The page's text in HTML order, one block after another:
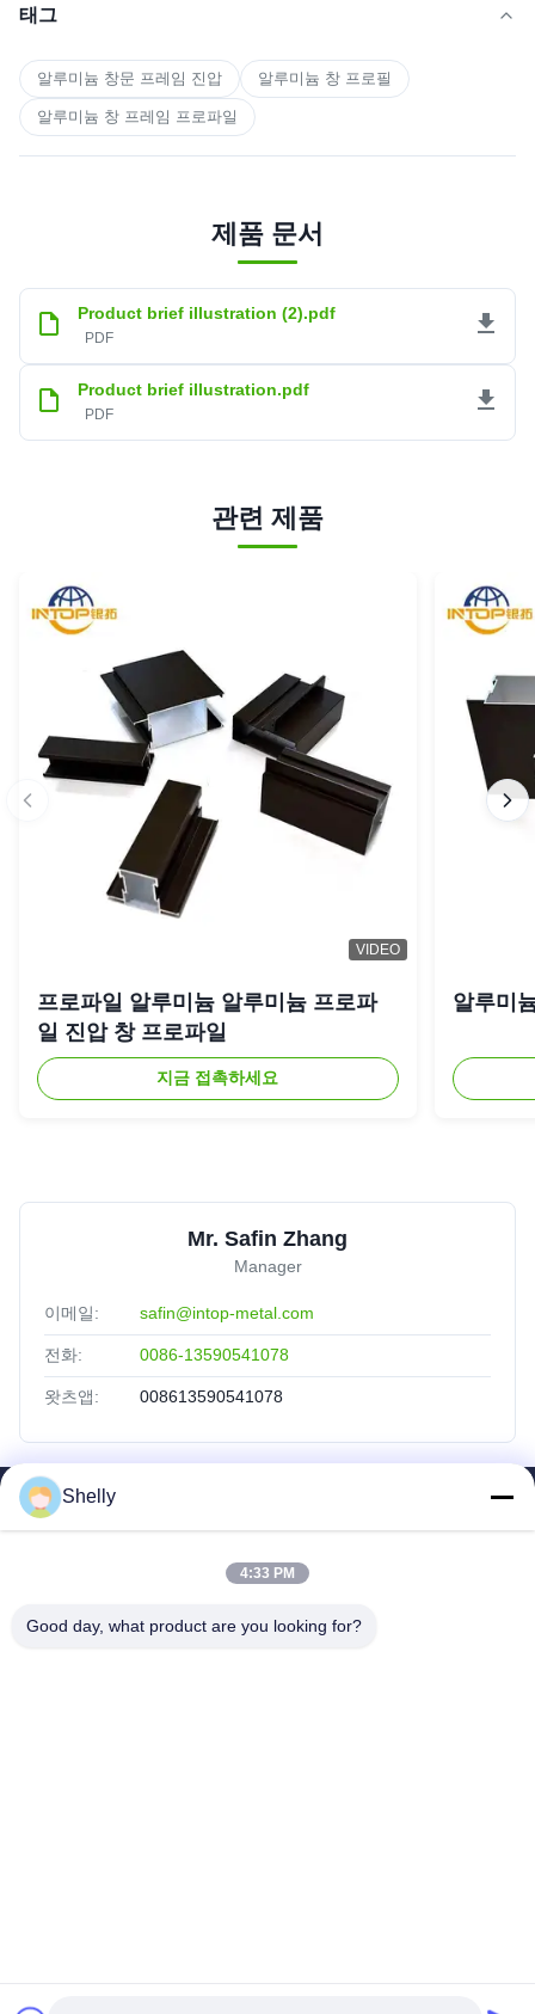
태그
알루미늄 창문 프레임 진압 알루미늄 창 프로필
알루미늄 창 프레임 프로파일
제품 문서
Product brief illustration (2).pdf
PDF
Product brief illustration.pdf
PDF
관련 제품
VIDEO
프로파일 알루미늄 알루미늄 프로파
일 진압 창 프로파일
지금 접촉하세요
알루미
Mr. Safin Zhang
Manager
이메일: safin@intop-metal.com
전화: 0086-13590541078
왓츠앱: 008613590541078
제품 소개
회사 소개
Shelly
4:33 PM
Good day, what product are you looking for?